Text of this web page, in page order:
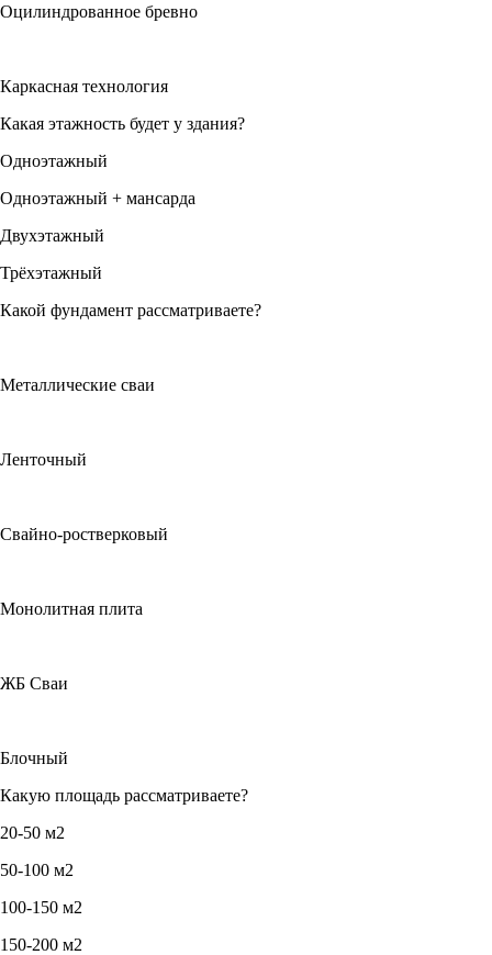
Оцилиндрованное бревно
Каркасная технология
Какая этажность будет у здания?
Одноэтажный
Одноэтажный + мансарда
Двухэтажный
Трёхэтажный
Какой фундамент рассматриваете?
Металлические сваи
Ленточный
Свайно-ростверковый
Монолитная плита
ЖБ Сваи
Блочный
Какую площадь рассматриваете?
20-50 м2
50-100 м2
100-150 м2
150-200 м2